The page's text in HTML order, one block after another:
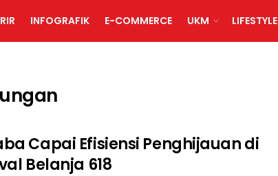
INFOGRAFIK E-COMMERCE UKM LIFESTYLE
Capai Efisiensi Penghijauan di
Belanja 618